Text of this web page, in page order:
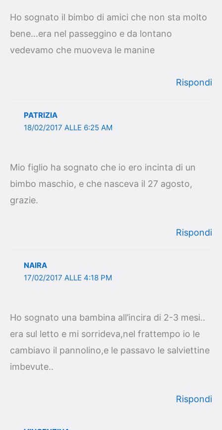
Ho sognato il bimbo di amici che non sta molto
bene…era nel passeggino e da lontano
vedevamo che muoveva le manine
Rispondi
PATRIZIA
18/02/2017 ALLE 6:25 AM
Mio figlio ha sognato che io ero incinta di un
bimbo maschio, e che nasceva il 27 agosto,
grazie.
Rispondi
NAIRA
17/02/2017 ALLE 4:18 PM
Ho sognato una bambina all’incira di 2-3 mesi..
era sul letto e mi sorrideva,nel frattempo io le
cambiavo il pannolino,e le passavo le salviettine
imbevute..
Rispondi